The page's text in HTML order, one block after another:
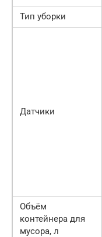
Тип уборки
Датчики
Объём
контейнера для
мусора, л